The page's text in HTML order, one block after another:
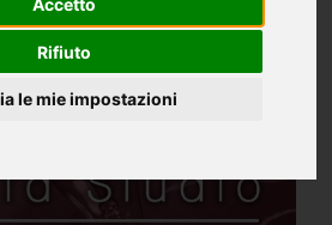
Accetto
Rifiuto
le mie impostazioni